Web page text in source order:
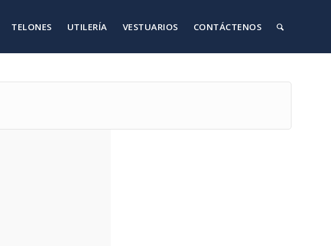
TELONES UTILERÍA VESTUARIOS CONTÁCTENOS